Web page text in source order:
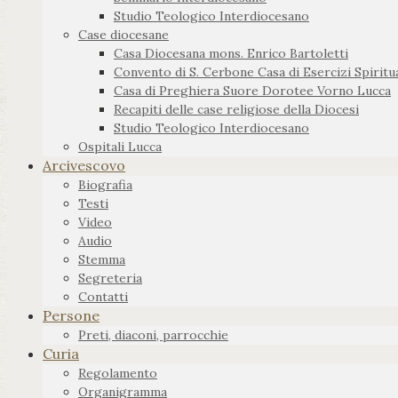
Studio Teologico Interdiocesano
Case diocesane
Casa Diocesana mons. Enrico Bartoletti
Convento di S. Cerbone Casa di Esercizi
Casa di Preghiera Suore Dorotee Vorno Lucca
Recapiti delle case religiose della Diocesi
Studio Teologico Interdiocesano
Ospitali Lucca
Arcivescovo
Biografia
Testi
Video
Audio
Stemma
Segreteria
Contatti
Persone
Preti, diaconi, parrocchie
Curia
Regolamento
Organigramma